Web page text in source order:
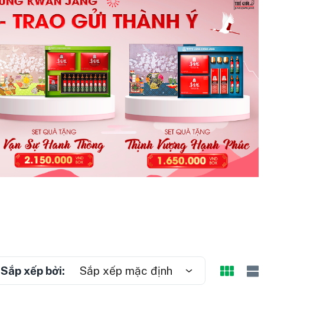
Sắp xếp bởi: Sắp xếp mặc định